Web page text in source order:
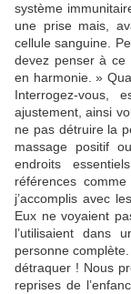
système
une prise mais,
cellule sanguine.
devez penser à ce
en harmonie. »
Interrogez-vous,
ajustement, ainsi
ne pas détruire la
massage positif
endroits
références
j’accomplis avec
Eux ne voyaient
l’utilisaient dans
personne
détraquer ! Nous
reprises de